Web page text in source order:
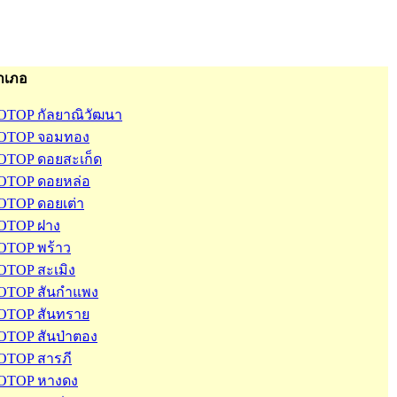
ภอ
กัลยาณิวัฒนา
จอมทอง
ดอยสะเก็ด
ดอยหล่อ
ดอยเต่า
ฝาง
พร้าว
สะเมิง
สันกำแพง
สันทราย
สันป่าตอง
สารภี
หางดง